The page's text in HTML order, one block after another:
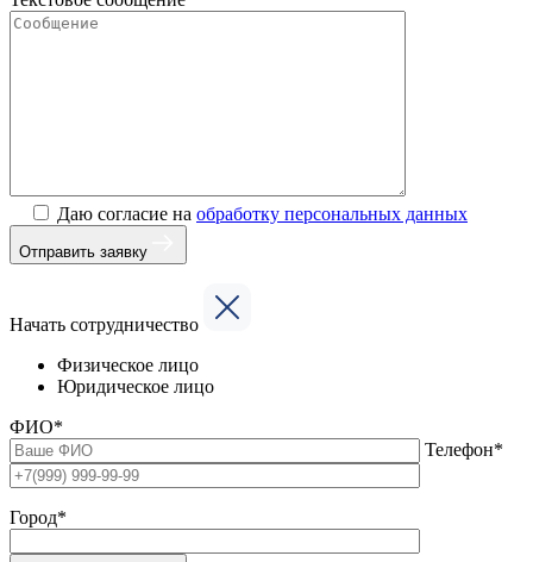
Даю согласие на обработку персональных данных
Отправить заявку
Начать сотрудничество
Физическое лицо
Юридическое лицо
ФИО*
Телефон*
Город*